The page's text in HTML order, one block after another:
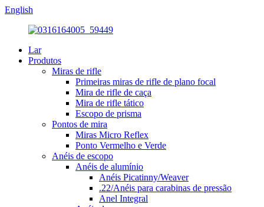
English
Lar
Produtos
Miras de rifle
Primeiras miras de rifle de plano focal
Mira de rifle de caça
Mira de rifle tático
Escopo de prisma
Pontos de mira
Miras Micro Reflex
Ponto Vermelho e Verde
Anéis de escopo
Anéis de alumínio
Anéis Picatinny/Weaver
.22/Anéis para carabinas de pressão
Anel Integral